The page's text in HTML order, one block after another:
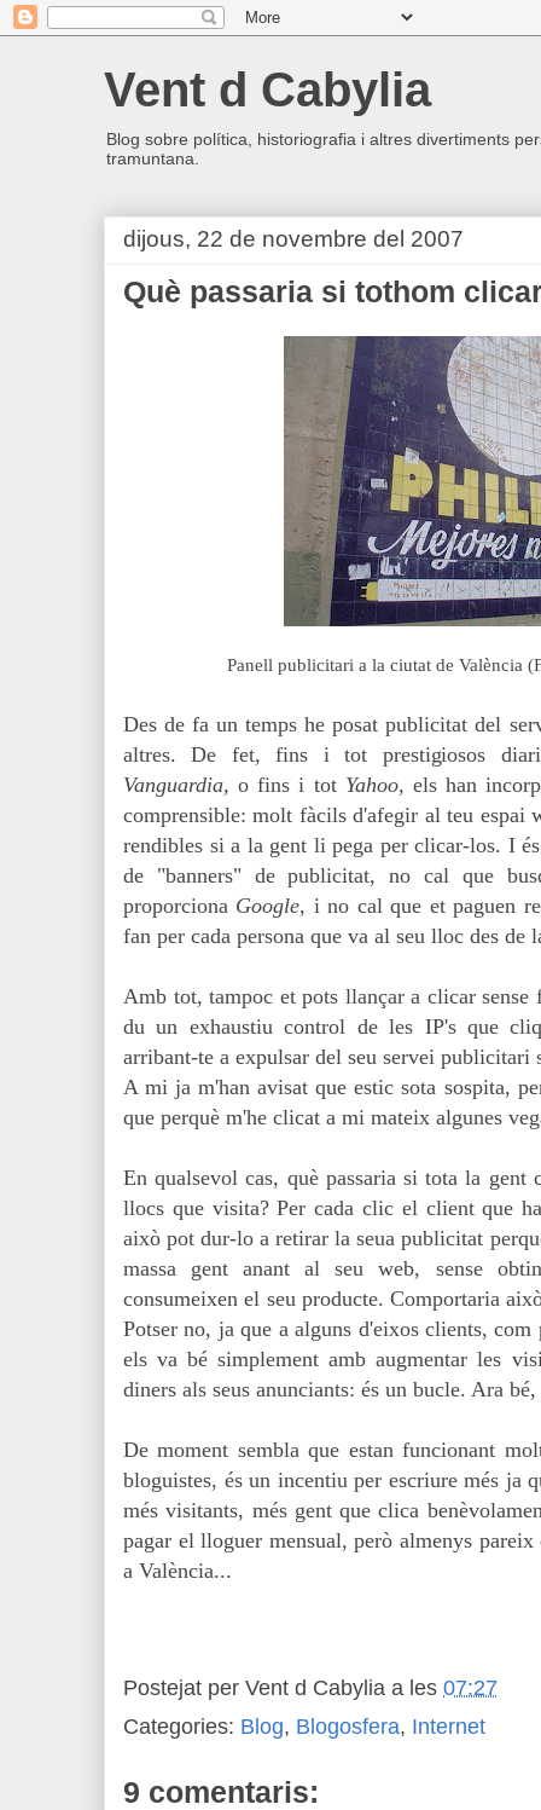
Vent d Cabylia
Blog sobre política, historiografia i altres divertiments
tramuntana.
dijous, 22 de novembre del 2007
Què passaria si tothom
Panell publicitari a la ciutat de València
Des de fa un temps he posat publicitat del
altres. De fet, fins i tot prestigiosos
Vanguardia,o fins i totYahoo, els han
comprensible: molt fàcils d'afegir al teu espai
rendibles si a la gent li pega per clicar-los. I
de "banners" de publicitat, no cal que
proporciona Google, i no cal que et paguen
fan per cada persona que va al seu lloc des de
Amb tot, tampoc et pots llançar a clicar
du un exhaustiu control de les IP's que
arribant-te a expulsar del seu servei publicitari
A mi ja m'han avisat que estic sota sospita,
que perquè m'he clicat a mi mateix algunes
En qualsevol cas, què passaria si tota la
llocs que visita? Per cada clic el client que
això pot dur-lo a retirar la seua publicitat
massa gent anant al seu web, sense
consumeixen el seu producte. Comportaria
Potser no, ja que a alguns d'eixos clients,
els va bé simplement amb augmentar les
diners als seus anunciants: és un bucle. Ara
De moment sembla que estan funcionant
bloguistes, és un incentiu per escriure més ja
més visitants, més gent que clica
pagar el lloguer mensual, però almenys
a València...
Postejat per Vent d Cabylia a les 07:27
Categories: Blog, Blogosfera, Internet
9 comentaris: